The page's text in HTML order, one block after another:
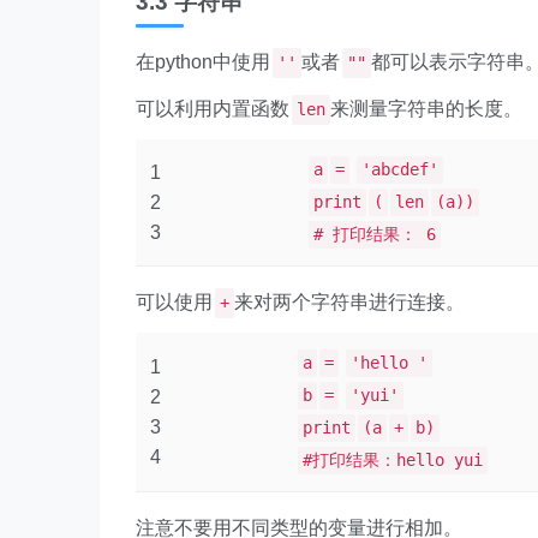
在python中使用 '' 或者 "" 都可以表示字符串
可以利用内置函数 len 来测量字符串的长度。
1
2
3
a =
'abcdef'
print
( len
(a))
# 打印结果： 6
可以使用 + 来对两个字符串进行连接。
1
2
3
4
a =
'hello '
b
=
'yui'
print
(a +
b)
#打印结果：hello yui
注意不要用不同类型的变量进行相加。